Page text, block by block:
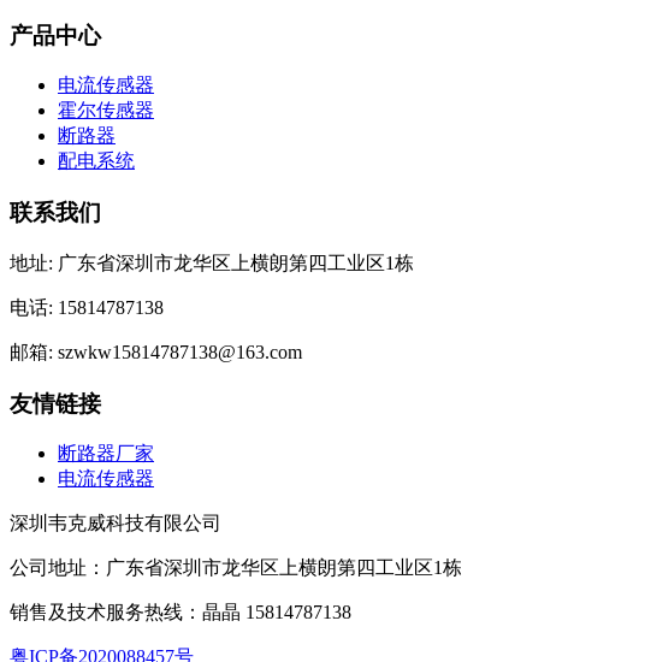
产品中心
电流传感器
霍尔传感器
断路器
配电系统
联系我们
地址: 广东省深圳市龙华区上横朗第四工业区1栋
电话: 15814787138
邮箱: szwkw15814787138@163.com
友情链接
断路器厂家
电流传感器
深圳韦克威科技有限公司
公司地址：广东省深圳市龙华区上横朗第四工业区1栋
销售及技术服务热线：晶晶 15814787138
粤ICP备2020088457号